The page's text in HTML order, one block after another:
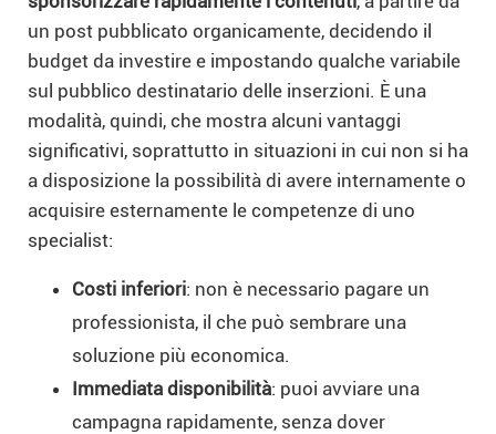
un post pubblicato organicamente, decidendo il
budget da investire e impostando qualche variabile
sul pubblico destinatario delle inserzioni. È una
modalità, quindi, che mostra alcuni vantaggi
significativi, soprattutto in situazioni in cui non si ha
a disposizione la possibilità di avere internamente o
acquisire esternamente le competenze di uno
specialist:
Costi inferiori: non è necessario pagare un
professionista, il che può sembrare una
soluzione più economica.
Immediata disponibilità: puoi avviare una
campagna rapidamente, senza dover